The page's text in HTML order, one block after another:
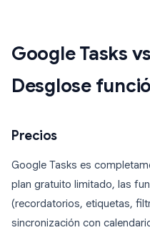
Google Tasks
Desglose
Precios
Google Tasks es
plan gratuito limitado, las
(recordatorios, etiquetas,
sincronización con